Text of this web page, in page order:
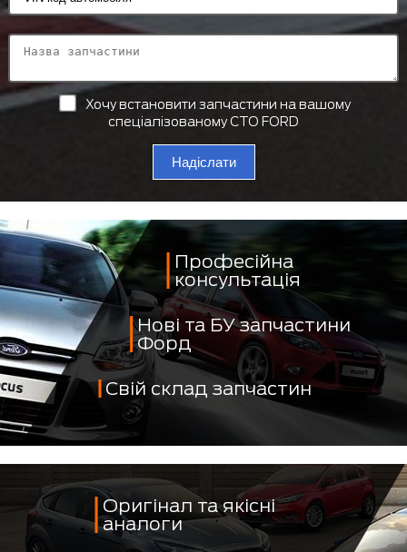
Хочу встановити запчастини на вашому
спеціалізованому СТО FORD
Надіслати
Професійна
консультація
Нові та БУ запчастини
Форд
Свій склад запчастин
Оригінал та якісні
аналоги